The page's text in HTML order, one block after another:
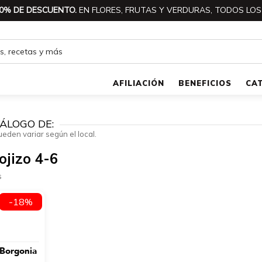
DE DESCUENTO. EN FLORES, FRUTAS Y VERDURAS, TODOS
AFILIACIÓN BENEFICIOS
DE:
variar según el local.
4-6
-18%